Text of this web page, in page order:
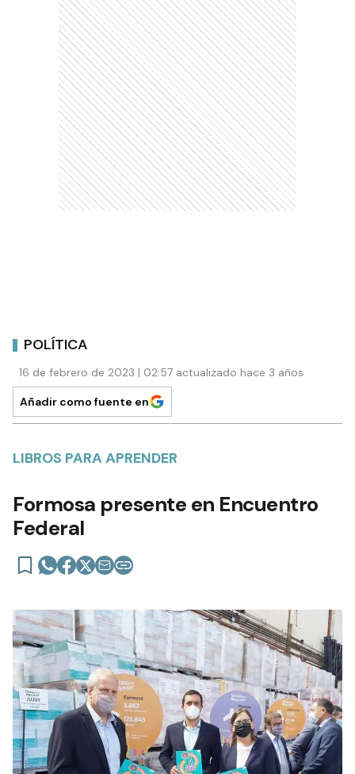
POLÍTICA
16 de febrero de 2023 | 02:57 actualizado hace 3 años
Añadir como fuente en
LIBROS PARA APRENDER
Formosa presente en Encuentro
Federal